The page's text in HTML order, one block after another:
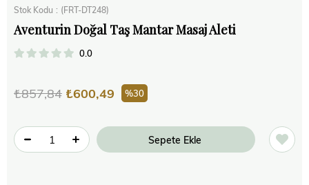
Stok Kodu (FRT-DT248)
Aventurin Doğal Taş Mantar Masaj Aleti
0.0
₺857,84 ₺600,49 30